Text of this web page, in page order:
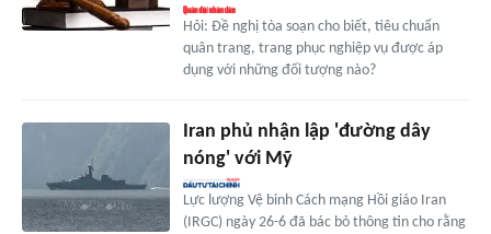
Hỏi: Đề nghị tòa soạn cho biết, tiêu chuẩn
quân trang, trang phục nghiệp vụ được áp
dụng với những đối tượng nào?
Iran phủ nhận lập 'đường dây
nóng' với Mỹ
Lực lượng Vệ binh Cách mạng Hồi giáo Iran
(IRGC) ngày 26-6 đã bác bỏ thông tin cho rằng